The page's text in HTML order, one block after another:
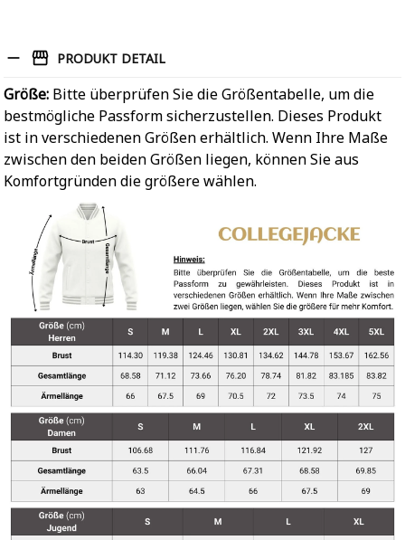
PRODUKT DETAIL
Größe: Bitte überprüfen Sie die Größentabelle, um die
bestmögliche Passform sicherzustellen. Dieses Produkt
ist in verschiedenen Größen erhältlich. Wenn Ihre Maße
zwischen den beiden Größen liegen, können Sie aus
Komfortgründen die größere wählen.